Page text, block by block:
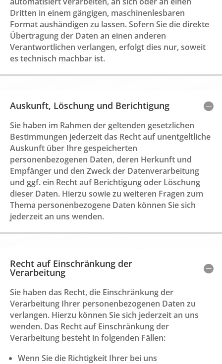
Dritten in einem gängigen, maschinenlesbaren
Format aushändigen zu lassen. Sofern Sie die direkte
Übertragung der Daten an einen anderen
Verantwortlichen verlangen, erfolgt dies nur, soweit
es technisch machbar ist.
Auskunft, Löschung und Berichtigung
Sie haben im Rahmen der geltenden gesetzlichen
Bestimmungen jederzeit das Recht auf unentgeltliche
Auskunft über Ihre gespeicherten
personenbezogenen Daten, deren Herkunft und
Empfänger und den Zweck der Datenverarbeitung
und ggf. ein Recht auf Berichtigung oder Löschung
dieser Daten. Hierzu sowie zu weiteren Fragen zum
Thema personenbezogene Daten können Sie sich
jederzeit an uns wenden.
Recht auf Einschränkung der
Verarbeitung
Sie haben das Recht, die Einschränkung der
Verarbeitung Ihrer personenbezogenen Daten zu
verlangen. Hierzu können Sie sich jederzeit an uns
wenden. Das Recht auf Einschränkung der
Verarbeitung besteht in folgenden Fällen:
Wenn Sie die Richtigkeit Ihrer bei uns